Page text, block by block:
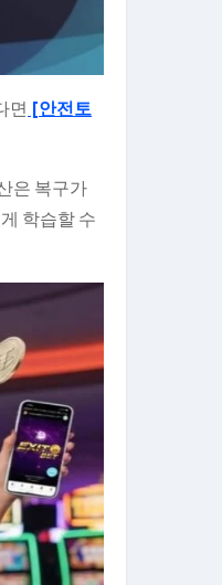
면 [안전토
은 복구가
학습할 수